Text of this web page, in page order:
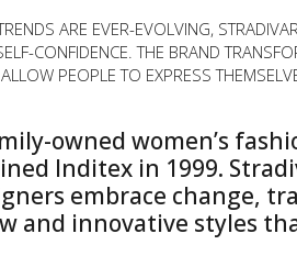
ARE EVER-EVOLVING,
CONFIDENCE. THE BRAND
PEOPLE TO EXPRESS
owned women’s
Inditex in 1999.
embrace change,
and innovative styles